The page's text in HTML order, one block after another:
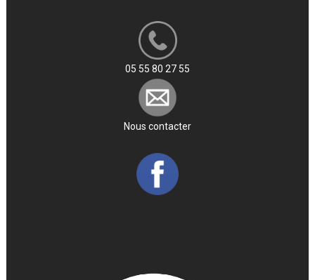
05 55 80 27 55
Nous contacter